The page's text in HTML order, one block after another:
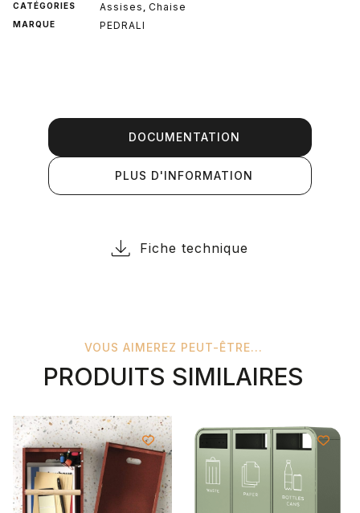
CATÉGORIES
Assises Chaise
MARQUE PEDRALI
DOCUMENTATION
PLUS D'INFORMATION
Fiche technique
VOUS AIMEREZ PEUT-ÊTRE...
PRODUITS SIMILAIRES